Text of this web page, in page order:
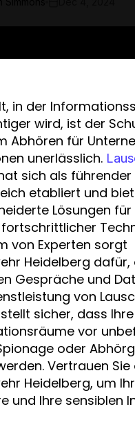
in der
wird, ist der
Abhören für
unerlässlich.
sich als führender
etabliert und
Lösungen
fortschrittlicher
von Experten sorgt
Heidelberg dafür,
Gespräche und
von
sicher, dass Ihre
vor
oder
Vertrauen Sie
Heidelberg, um
und Ihre sensiblen